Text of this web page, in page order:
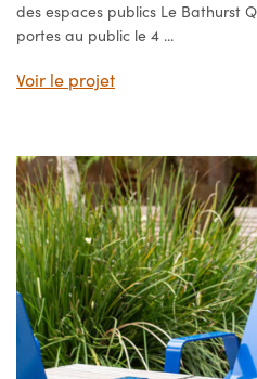
des espaces publics Le Bathurst
portes au public le 4 ...
Voir le projet